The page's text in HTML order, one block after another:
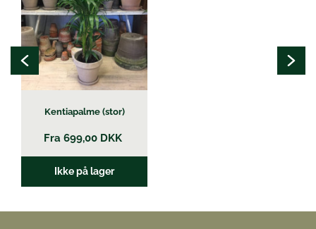
Kentiapalme (stor)
Fra 699,00 DKK
Ikke på lager
varianter.
Mulighederne
kan
vælges
på
varesiden